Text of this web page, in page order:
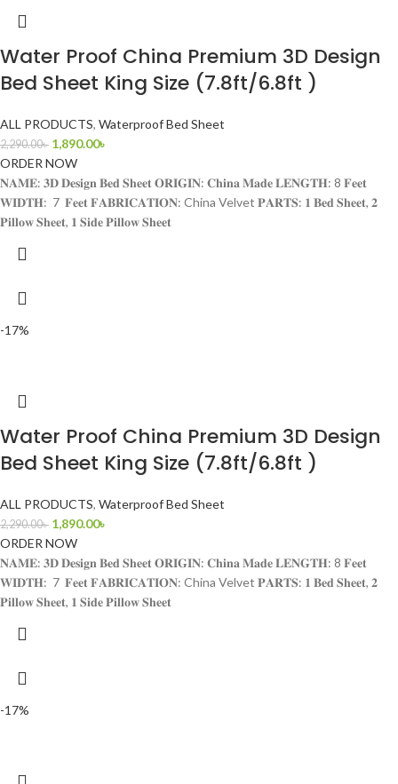
Water Proof China Premium 3D Design
Bed Sheet King Size (7.8ft/6.8ft )
ALL PRODUCTS, Waterproof Bed Sheet
2,290.00৳ 1,890.00৳
ORDER NOW
𝐍𝐀𝐌𝐄: 𝟑𝐃 𝐃𝐞𝐬𝐢𝐠𝐧 𝐁𝐞𝐝 𝐒𝐡𝐞𝐞𝐭 𝐎𝐑𝐈𝐆𝐈𝐍: 𝐂𝐡𝐢𝐧𝐚 𝐌𝐚𝐝𝐞 𝐋𝐄𝐍𝐆𝐓𝐇: 8 𝐅𝐞𝐞𝐭
𝐖𝐈𝐃𝐓𝐇: 7 𝐅𝐞𝐞𝐭 𝐅𝐀𝐁𝐑𝐈𝐂𝐀𝐓𝐈𝐎𝐍: China Velvet 𝐏𝐀𝐑𝐓𝐒: 𝟏 𝐁𝐞𝐝 𝐒𝐡𝐞𝐞𝐭, 𝟐
𝐏𝐢𝐥𝐥𝐨𝐰 𝐒𝐡𝐞𝐞𝐭, 𝟏 𝐒𝐢𝐝𝐞 𝐏𝐢𝐥𝐥𝐨𝐰 𝐒𝐡𝐞𝐞𝐭
-17%
Water Proof China Premium 3D Design
Bed Sheet King Size (7.8ft/6.8ft )
ALL PRODUCTS, Waterproof Bed Sheet
2,290.00৳ 1,890.00৳
ORDER NOW
𝐍𝐀𝐌𝐄: 𝟑𝐃 𝐃𝐞𝐬𝐢𝐠𝐧 𝐁𝐞𝐝 𝐒𝐡𝐞𝐞𝐭 𝐎𝐑𝐈𝐆𝐈𝐍: 𝐂𝐡𝐢𝐧𝐚 𝐌𝐚𝐝𝐞 𝐋𝐄𝐍𝐆𝐓𝐇: 8 𝐅𝐞𝐞𝐭
𝐖𝐈𝐃𝐓𝐇: 7 𝐅𝐞𝐞𝐭 𝐅𝐀𝐁𝐑𝐈𝐂𝐀𝐓𝐈𝐎𝐍: China Velvet 𝐏𝐀𝐑𝐓𝐒: 𝟏 𝐁𝐞𝐝 𝐒𝐡𝐞𝐞𝐭, 𝟐
𝐏𝐢𝐥𝐥𝐨𝐰 𝐒𝐡𝐞𝐞𝐭, 𝟏 𝐒𝐢𝐝𝐞 𝐏𝐢𝐥𝐥𝐨𝐰 𝐒𝐡𝐞𝐞𝐭
-17%